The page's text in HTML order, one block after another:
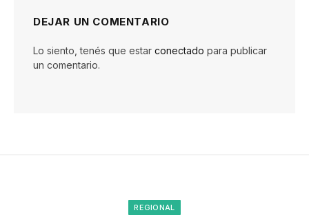
DEJAR UN COMENTARIO
Lo siento, tenés que estar conectado para publicar
un comentario.
REGIONAL